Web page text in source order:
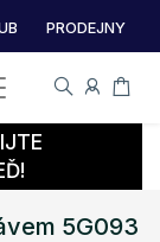
PRODEJNY
5G093